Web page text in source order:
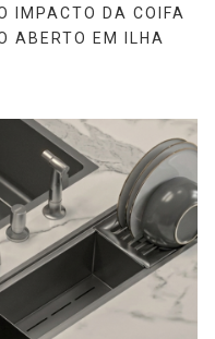
IMPACTO DA COIFA
ABERTO EM ILHA